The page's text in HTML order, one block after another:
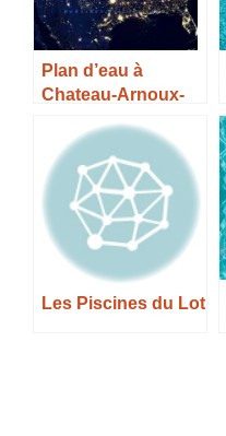
Plan d’eau à
Chateau-Arnoux-
Horaires, Tarifs et
Infos –
Les Piscines du Lot